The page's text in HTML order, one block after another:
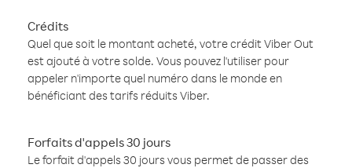
Crédits
Quel que soit le montant acheté, votre crédit Viber Out
est ajouté à votre solde. Vous pouvez l'utiliser pour
appeler n'importe quel numéro dans le monde en
bénéficiant des tarifs réduits Viber.
Forfaits d'appels 30 jours
Le forfait d'appels 30 jours vous permet de passer des